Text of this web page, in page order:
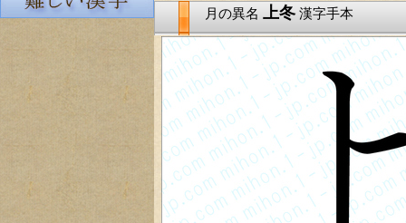
月の異名 上冬 漢字手本